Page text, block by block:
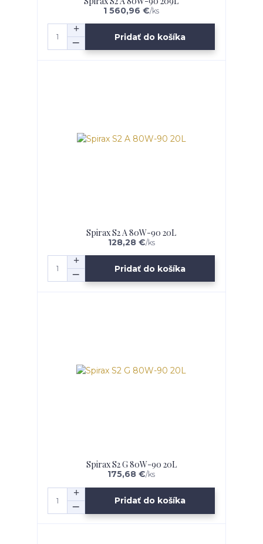
1 560,96 €/ks
Pridať do košíka
Spirax S2 A 80W-90 20L
128,28 €/ks
Pridať do košíka
Spirax S2 G 80W-90 20L
175,68 €/ks
Pridať do košíka